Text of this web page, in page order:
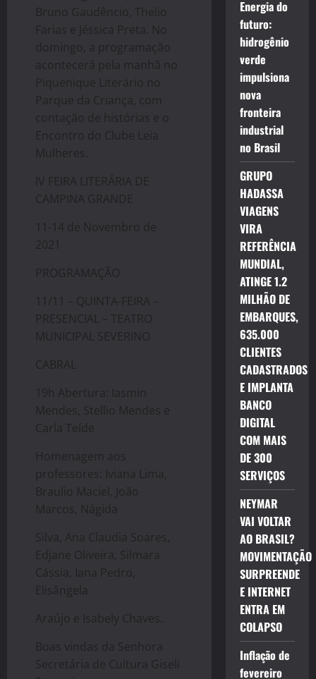
Bruno Gaudêncio, Thelio
Farias e Jéssica Preta. No
domingo, a programação
acontecerá pela manhã no
Piquenique Literário no
Parque da Criança, com
contação de histórias e o
Encontro do Clube Leia
Mulheres.
IV FEIRA LITERÁRIA DE
CAMPINA GRANDE
11-14 de Novembro de
2021
PROGRAMAÇÃO
11/11 – QUINTA-FEIRA –
PRESENCIAL – TEATRO
MUNICIPAL SEVERINO
CABRAL
19h Abertura: Iasmin
Mendes, Stellio Mendes e
Carla Teíde
Homenagem aos
professores: Iviana Lima,
Braulio Maciel, João
Marcos, Nágida
Silva, Ana Claudia Soares,
Edjane Oliveira, Silmara
Cássia, Iana Pedro,
Elisângela
Araújo e Isabely Chaves.
Boas vindas da Senhora
Secretária de Cultura Giseli
Energia do
futuro:
hidrogênio
verde
impulsiona
nova
fronteira
industrial
no Brasil
GRUPO
HADASSA
VIAGENS
VIRA
REFERÊNCIA
MUNDIAL,
ATINGE 1.2
MILHÃO DE
EMBARQUES,
635.000
CLIENTES
CADASTRADOS
E IMPLANTA
BANCO
DIGITAL
COM MAIS
DE 300
SERVIÇOS
NEYMAR
VAI VOLTAR
AO BRASIL?
MOVIMENTAÇÃO
SURPREENDE
E INTERNET
ENTRA EM
COLAPSO
Inflação de
fevereiro